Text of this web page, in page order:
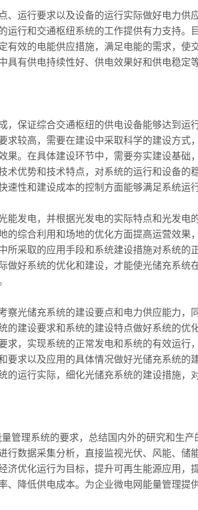
运行要求以及设备的运行实际做好电力供
行和交通枢纽系统的工作提供有力支持。
效的电能供应措施，满足电能的需求，使
有供电持续性好、供电效果好和供电稳定
保证综合交通枢纽的供电设备能够达到运
较高，需要在建设中采取科学的建设方式
。在具体建设环节中，需要夯实建设基础
优势和技术特点，对系统的运行和设备的
性和建设成本的控制方面能够满足系统运行
发电，并根据光发电的实际特点和光发电
综合利用和场地的优化方面提高运营效果
采取的应用手段和系统建设措施对系统的
好系统的优化和建设，才能使光储充系统
光储充系统的建设要点和电力供应能力，
建设要求和系统的建设特点做好系统的优
，实现系统的正常发电和系统的有效运行
求以及应用的具体情况做好光储充系统的
运行实际，细化光储充系统的建设措施，
理系统的要求，总结国内外的研究和生产
数据采集分析，直接监视光伏、风能、储
优化运行为目标，提升可再生能源应用，
降低供电成本。为企业微电网能量管理提